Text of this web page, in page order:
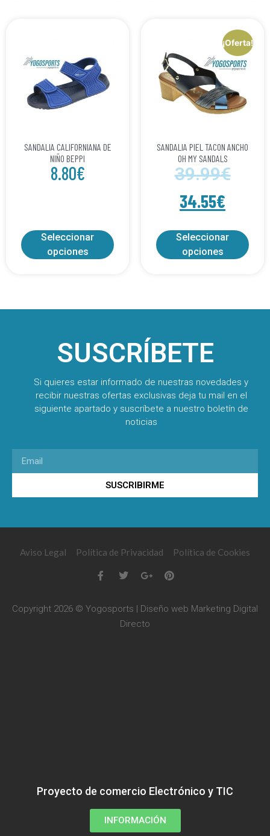
SANDALIA CALIFORNIANA DE
NIÑO BEPPI
8.80€
Seleccionar
opciones
¡Oferta!
SANDALIA PIEL TACON ANCHO
OH MY SANDALS
39.99€
34.55€
Seleccionar
opciones
SUSCRÍBETE
Si quieres estar informado de nuestras novedades y
recibir nuestras ofertas exclusivas deja tu mail en el
siguiente apartado y suscríbete a nuestro boletín de
noticias
SUSCRIBIRME
Aviso Legal Política de Privacidad Política de Cookies
Copyright 2026 © Yogosports | Diseño web Marketing Digital
Directo
Proyecto de comercio Electrónico y TIC
INFORMACIÓN